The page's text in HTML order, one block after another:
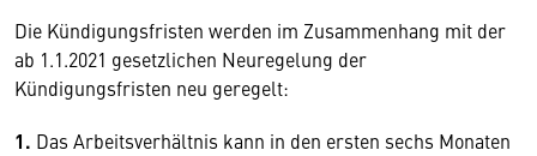
Die Kündigungsfristen werden im Zusammenhang mit der
ab 1.1.2021 gesetzlichen Neuregelung der
Kündigungsfristen neu geregelt:
1. Das Arbeitsverhältnis kann in den ersten sechs Monaten